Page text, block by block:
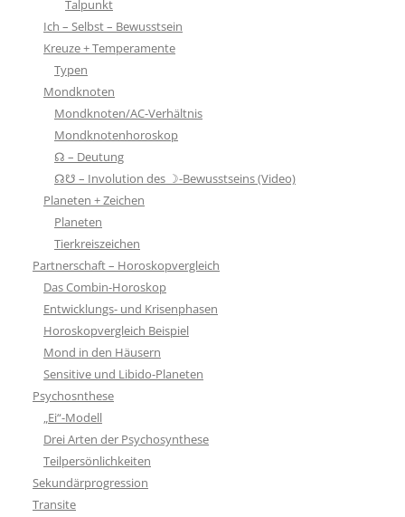
Talpunkt
Ich – Selbst – Bewusstsein
Kreuze + Temperamente
Typen
Mondknoten
Mondknoten/AC-Verhältnis
Mondknotenhoroskop
☊ – Deutung
☊☋ – Involution des ☽-Bewusstseins (Video)
Planeten + Zeichen
Planeten
Tierkreiszeichen
Partnerschaft – Horoskopvergleich
Das Combin-Horoskop
Entwicklungs- und Krisenphasen
Horoskopvergleich Beispiel
Mond in den Häusern
Sensitive und Libido-Planeten
Psychosnthese
„Ei“-Modell
Drei Arten der Psychosynthese
Teilpersönlichkeiten
Sekundärprogression
Transite